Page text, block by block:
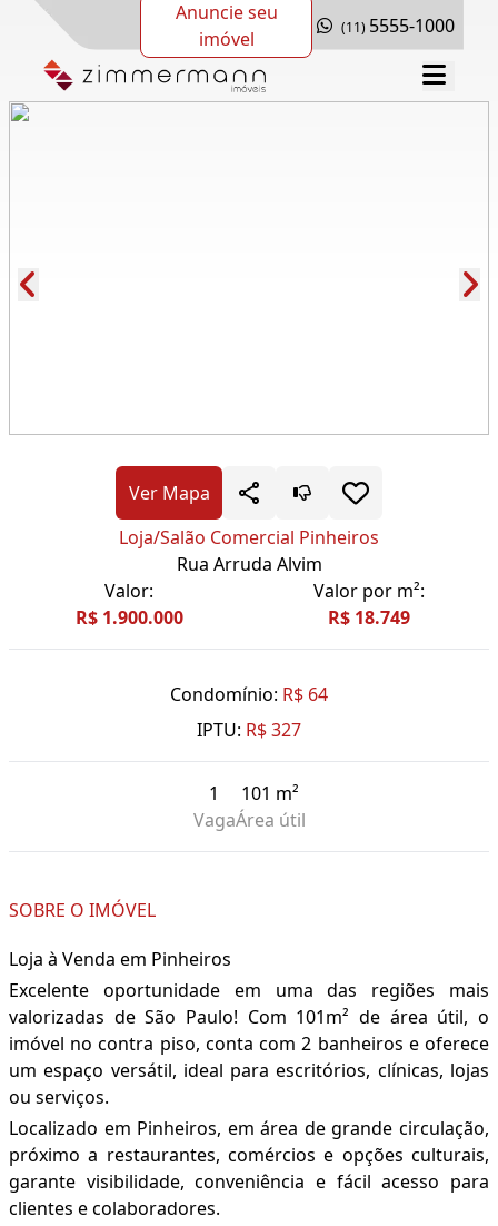
Anuncie seu
imóvel
(11) 5555-1000
Ver Mapa
Loja/Salão Comercial Pinheiros
Rua Arruda Alvim
Valor:
R$ 1.900.000
Valor por m²:
R$ 18.749
Condomínio: R$ 64
IPTU: R$ 327
1
Vaga
101 m²
Área útil
SOBRE O IMÓVEL
Loja à Venda em Pinheiros
Excelente oportunidade em uma das regiões mais
valorizadas de São Paulo! Com 101m² de área útil, o
imóvel no contra piso, conta com 2 banheiros e oferece
um espaço versátil, ideal para escritórios, clínicas, lojas
ou serviços.
Localizado em Pinheiros, em área de grande circulação,
próximo a restaurantes, comércios e opções culturais,
garante visibilidade, conveniência e fácil acesso para
clientes e colaboradores.